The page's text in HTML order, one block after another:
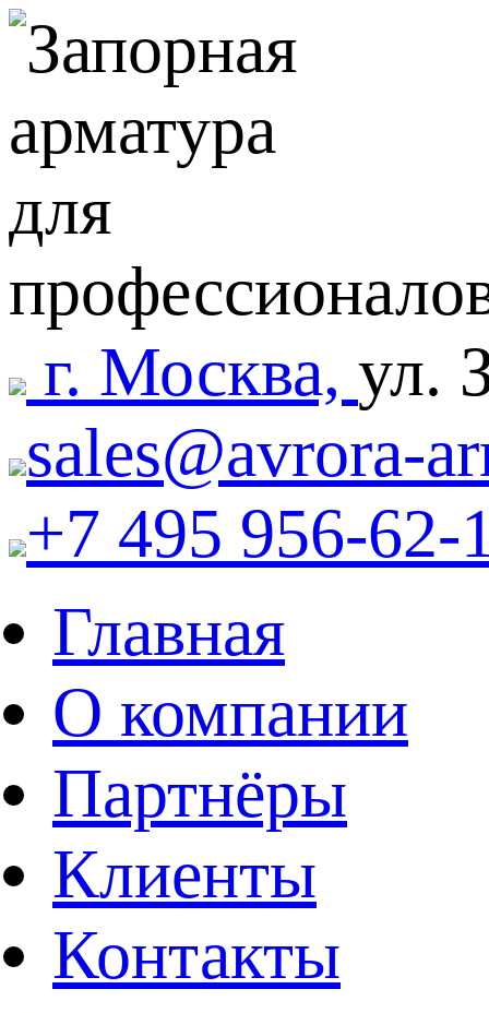
г. Москва, ул.
sales@avrora-
+7 495 956-62-
Главная
О компании
Партнёры
Клиенты
Контакты